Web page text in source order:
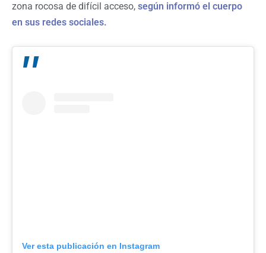
zona rocosa de difícil acceso, según informó el cuerpo
en sus redes sociales.
Ver esta publicación en Instagram